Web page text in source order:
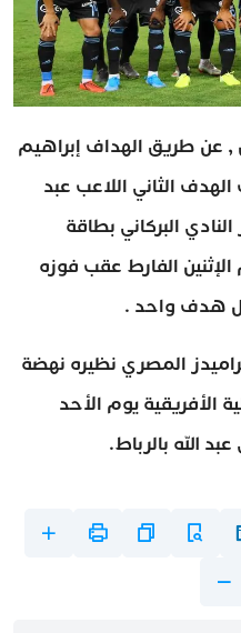
, عن طريق الهداف إبراهيم
(74) و أضاف الهدف الثاني اللاعب عبد
بينما حجز النادي البركاني بطاقة
الإثنين الفارط عقب فوزه
هدف واحد .
المصري نظيره نهضة
الأفريقية يوم الأحد
الله بالرباط.